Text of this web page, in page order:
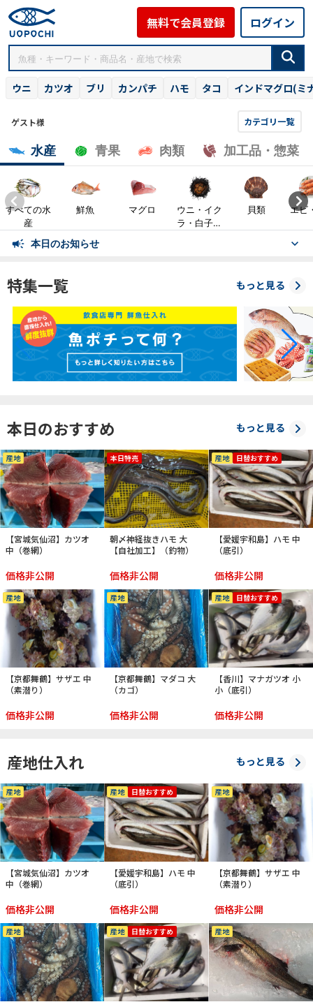
無料で会員登録 ログイン
ウニ カツオ ブリ カンパチ ハモ タコ インドマグロ(ミ
ゲスト様 カテゴリ一覧
水産 青果 肉類 加工品・惣菜
すべての水
産
鮮魚 マグロ
ウニ・イク
ラ・白子・
貝類 エビ
本日のお知らせ
特集一覧 もっと見る
本日のおすすめ もっと見る
産地
【宮城気仙沼】カツオ
中（巻網）
価格非公開
本日特売
朝〆神経抜きハモ 大
【自社加工】（釣物）
価格非公開
産地 日替おすすめ
【愛媛宇和島】ハモ 中
（底引）
価格非公開
産地
【京都舞鶴】サザエ 中
（素潜り）
価格非公開
産地
【京都舞鶴】マダコ 大
（カゴ）
価格非公開
産地 日替おすすめ
【香川】マナガツオ 小
小（底引）
価格非公開
産地仕入れ もっと見る
産地
【宮城気仙沼】カツオ
中（巻網）
価格非公開
産地 日替おすすめ
【愛媛宇和島】ハモ 中
（底引）
価格非公開
産地
【京都舞鶴】サザエ 中
（素潜り）
価格非公開
産地 産地 日替おすすめ 産地